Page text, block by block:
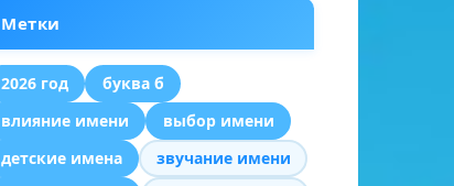
Метки
2026 год
буква б
влияние имени
выбор имени
детские имена
звучание имени